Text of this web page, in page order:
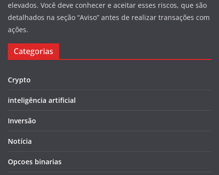
elevados. Você deve conhecer e aceitar esses riscos, que são
detalhados na seção “Aviso” antes de realizar transações com
ações.
Categorias
Crypto
inteligência artificial
Inversão
Notícia
Opcoes binarias